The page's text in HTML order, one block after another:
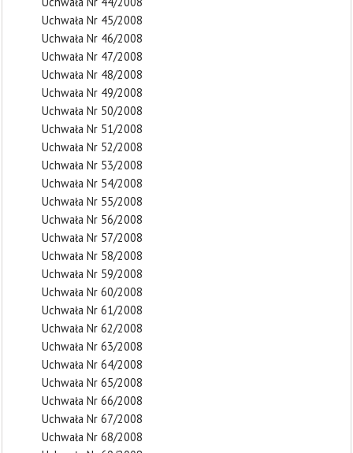
Uchwała Nr 45/2008
Uchwała Nr 46/2008
Uchwała Nr 47/2008
Uchwała Nr 48/2008
Uchwała Nr 49/2008
Uchwała Nr 50/2008
Uchwała Nr 51/2008
Uchwała Nr 52/2008
Uchwała Nr 53/2008
Uchwała Nr 54/2008
Uchwała Nr 55/2008
Uchwała Nr 56/2008
Uchwała Nr 57/2008
Uchwała Nr 58/2008
Uchwała Nr 59/2008
Uchwała Nr 60/2008
Uchwała Nr 61/2008
Uchwała Nr 62/2008
Uchwała Nr 63/2008
Uchwała Nr 64/2008
Uchwała Nr 65/2008
Uchwała Nr 66/2008
Uchwała Nr 67/2008
Uchwała Nr 68/2008